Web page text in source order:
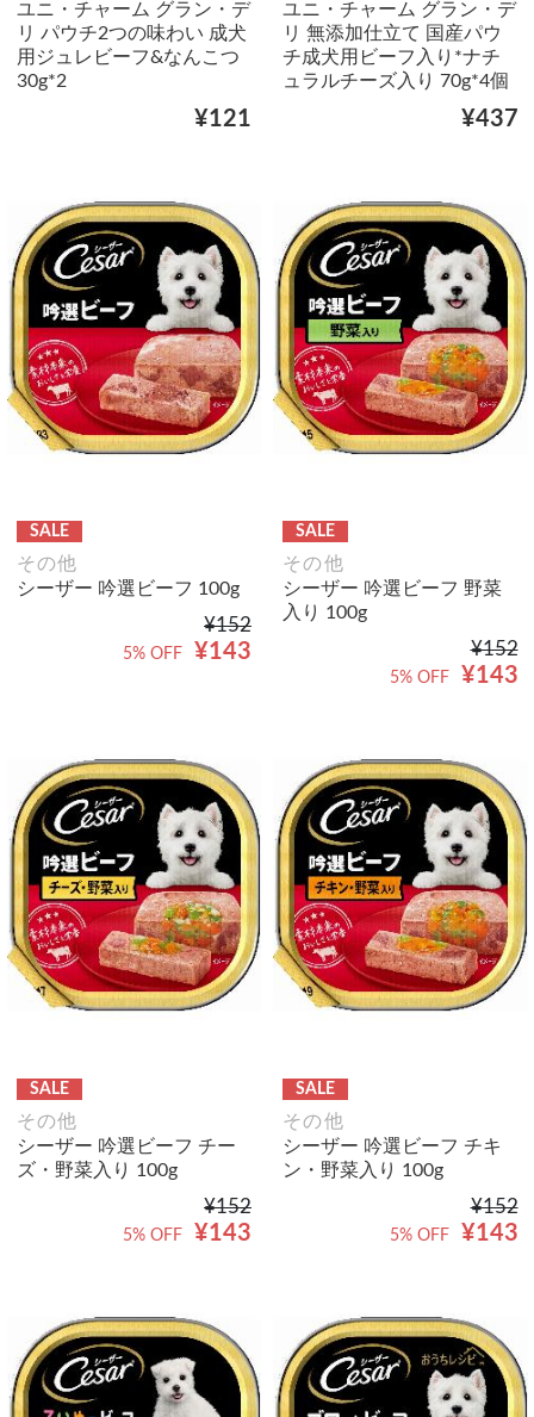
ユニ・チャーム グラン・デ
リ パウチ2つの味わい 成犬
用ジュレビーフ&なんこつ
30g*2
¥121
ユニ・チャーム グラン・デ
リ 無添加仕立て 国産パウ
チ成犬用ビーフ入り*ナチ
ュラルチーズ入り 70g*4個
¥437
SALE
その他
シーザー 吟選ビーフ 100g
¥152
¥143
5% OFF
SALE
その他
シーザー 吟選ビーフ 野菜
入り 100g
¥152
¥143
5% OFF
SALE
その他
シーザー 吟選ビーフ チー
ズ・野菜入り 100g
¥152
¥143
5% OFF
SALE
その他
シーザー 吟選ビーフ チキ
ン・野菜入り 100g
¥152
¥143
5% OFF